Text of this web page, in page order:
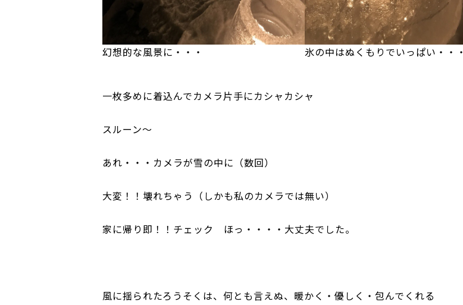
幻想的な風景に・・・ 氷の中はぬくもりでいっぱい・・・
一枚多めに着込んでカメラ片手にカシャカシャ
スルーン～
あれ・・・カメラが雪の中に（数回）
大変！！壊れちゃう（しかも私のカメラでは無い）
家に帰り即！！チェック ほっ・・・・大丈夫でした。
風に揺られたろうそくは、何とも言えぬ、暖かく・優しく・包んでくれる